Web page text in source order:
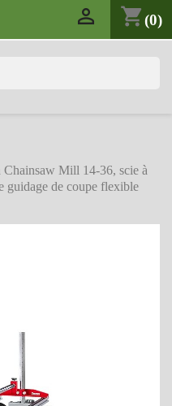
shopping_cart(0)

Chainsaw Mill 14-36, scie à
guidage de coupe flexible